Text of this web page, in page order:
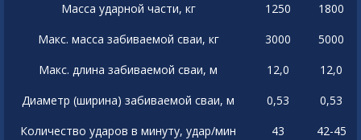
Масса ударной части, кг
1250
1800
Макс. масса забиваемой сваи, кг
3000
5000
Макс. длина забиваемой сваи, м
12,0
12,0
Диаметр (ширина) забиваемой сваи, м
0,53
0,53
Количество ударов в минуту, удар/мин
43
42-45